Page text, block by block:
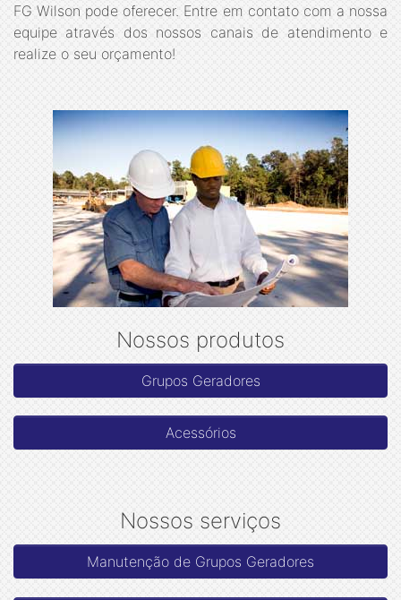
FG Wilson pode oferecer. Entre em contato com a nossa
equipe através dos nossos canais de atendimento e
realize o seu orçamento!
Nossos produtos
Grupos Geradores
Acessórios
Nossos serviços
Manutenção de Grupos Geradores